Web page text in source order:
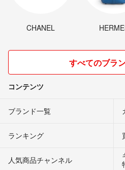
CHANEL
すべてのブラ
コンテンツ
ブランド一覧
ランキング
人気商品チャンネル